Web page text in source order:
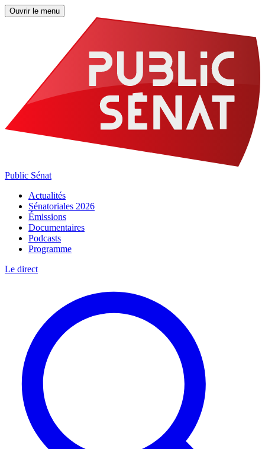
Ouvrir le menu
Public Sénat
Actualités
Sénatoriales 2026
Émissions
Documentaires
Podcasts
Programme
Le direct